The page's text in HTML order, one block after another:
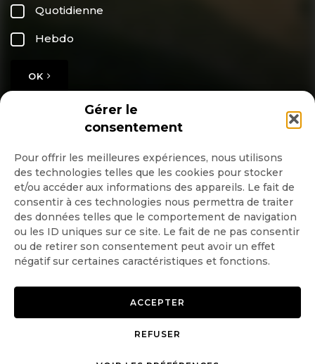
Gérer le
consentement
Pour offrir les meilleures expériences, nous utilisons
des technologies telles que les cookies pour stocker
et/ou accéder aux informations des appareils. Le fait de
consentir à ces technologies nous permettra de traiter
des données telles que le comportement de navigation
ou les ID uniques sur ce site. Le fait de ne pas consentir
ou de retirer son consentement peut avoir un effet
négatif sur certaines caractéristiques et fonctions.
ACCEPTER
REFUSER
Quotidienne
Hebdo
OK
Copyright © 2026 GoodPlanet
mag'
Mentions légales
Politique de confidentialité
Gérer le consentement